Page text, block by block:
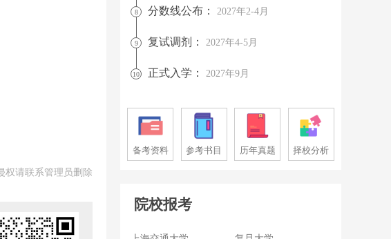
权请联系管理员删除
8 分数线公布： 2027年2-4月
9 复试调剂： 2027年4-5月
10 正式入学： 2027年9月
备考资料 参考书目 历年真题 择校分析
院校报考